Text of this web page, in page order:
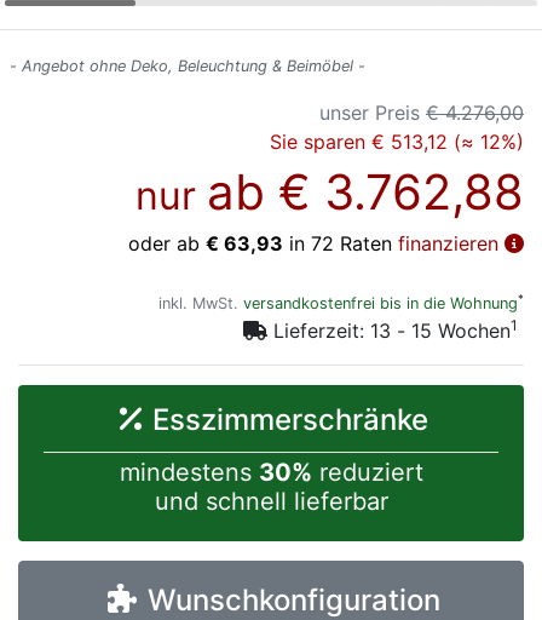
- Angebot ohne Deko, Beleuchtung & Beimöbel -
unser Preis € 4.276,00
Sie sparen € 513,12 (≈ 12%)
nur ab € 3.762,88
oder ab € 63,93 in 72 Raten finanzieren
inkl. MwSt. versandkostenfrei bis in die Wohnung*
Lieferzeit: 13 - 15 Wochen1
Esszimmerschränke
mindestens 30% reduziert
und schnell lieferbar
Wunschkonfiguration
Deals